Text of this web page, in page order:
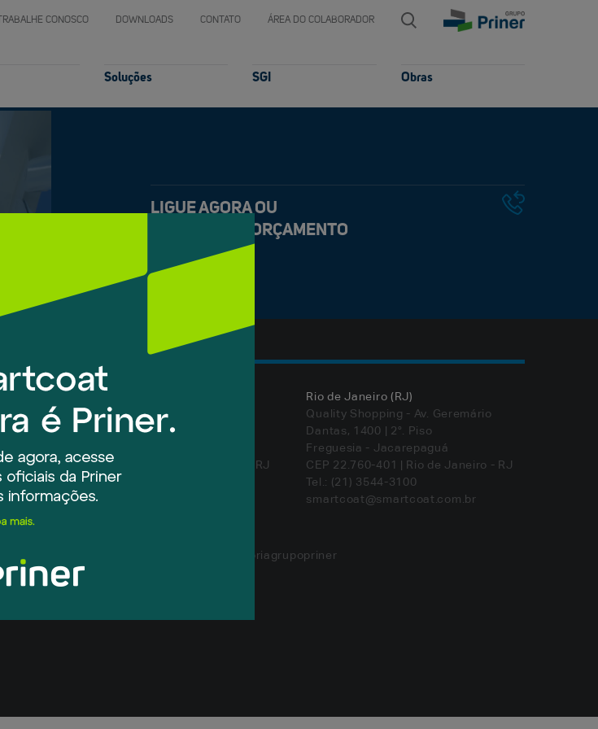
TRABALHE CONOSCO DOWNLOADS CONTATO ÁREA DO COLABORADOR
Soluções SGI Obras
LIGUE AGORA OU
SOLICITE UM ORÇAMENTO
Rod. Amaral Peixoto
KM 183.5, nº 4885
CEP 27.965-250 | Rio de Janeiro - RJ
Tel.: (22) 2757-9500
macae@smartcoat.com.br
Rio de Janeiro (RJ)
Quality Shopping - Av. Geremário
Dantas, 1400 | 2°. Piso
Freguesia - Jacarepaguá
CEP 22.760-401 | Rio de Janeiro - RJ
Tel.: (21) 3544-3100
smartcoat@smartcoat.com.br
www.contatoseguro.com.br/ouvidoriagrupopriner
Ligue:
0800 155 0010